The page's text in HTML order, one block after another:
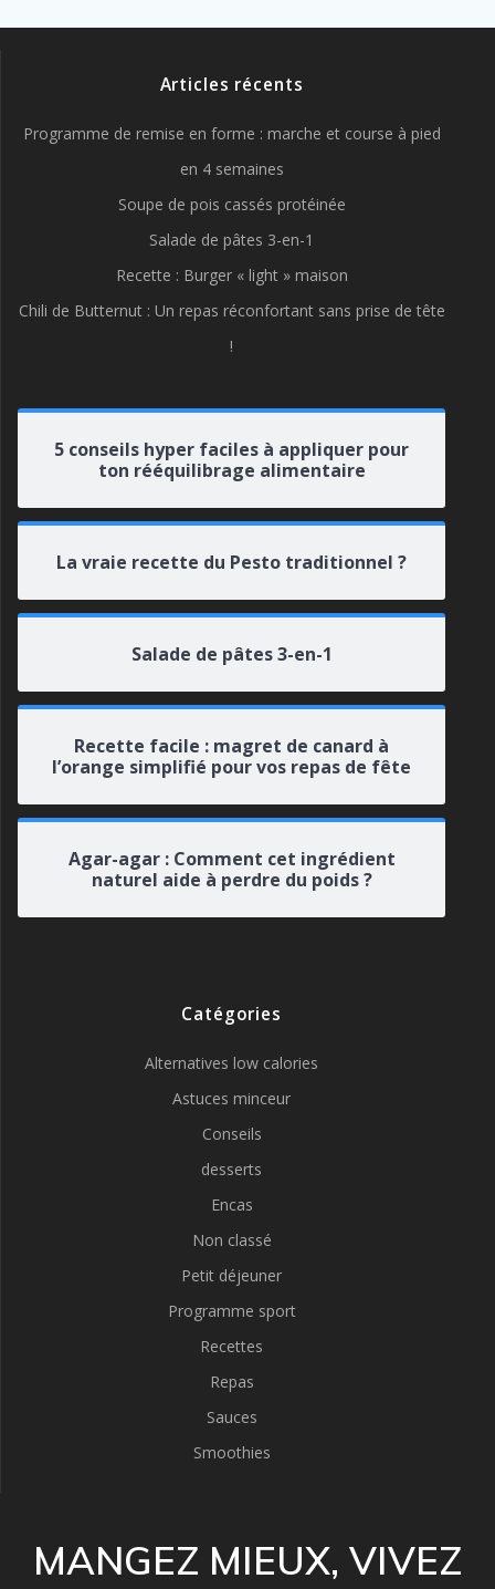
Articles récents
Programme de remise en forme : marche et course à pied
en 4 semaines
Soupe de pois cassés protéinée
Salade de pâtes 3-en-1
Recette : Burger « light » maison
Chili de Butternut : Un repas réconfortant sans prise de tête
!
5 conseils hyper faciles à appliquer pour
ton rééquilibrage alimentaire
La vraie recette du Pesto traditionnel ?
Salade de pâtes 3-en-1
Recette facile : magret de canard à
l’orange simplifié pour vos repas de fête
Agar-agar : Comment cet ingrédient
naturel aide à perdre du poids ?
Catégories
Alternatives low calories
Astuces minceur
Conseils
desserts
Encas
Non classé
Petit déjeuner
Programme sport
Recettes
Repas
Sauces
Smoothies
MANGEZ MIEUX, VIVEZ